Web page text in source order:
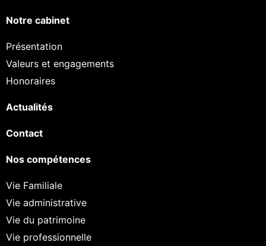
Notre cabinet
Présentation
Valeurs et engagements
Honoraires
Actualités
Contact
Nos compétences
Vie Familiale
Vie administrative
Vie du patrimoine
Vie professionnelle